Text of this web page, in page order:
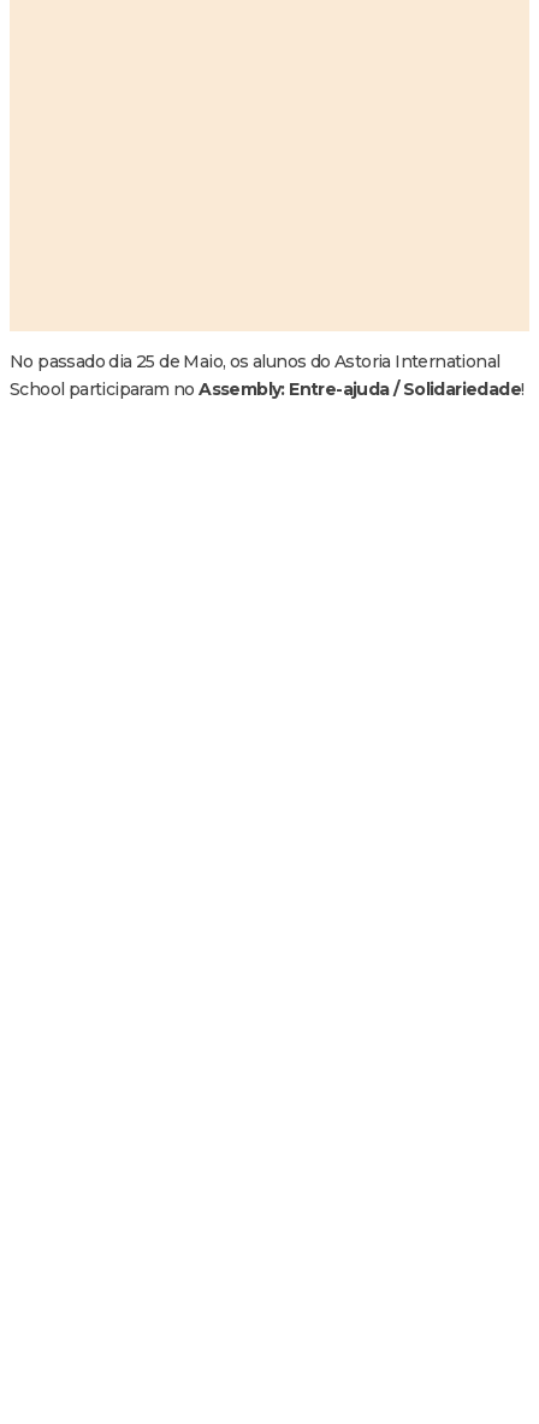
No passado dia 25 de Maio, os alunos do Astoria International
School participaram noAssembly: Entre-ajuda / Solidariedade!